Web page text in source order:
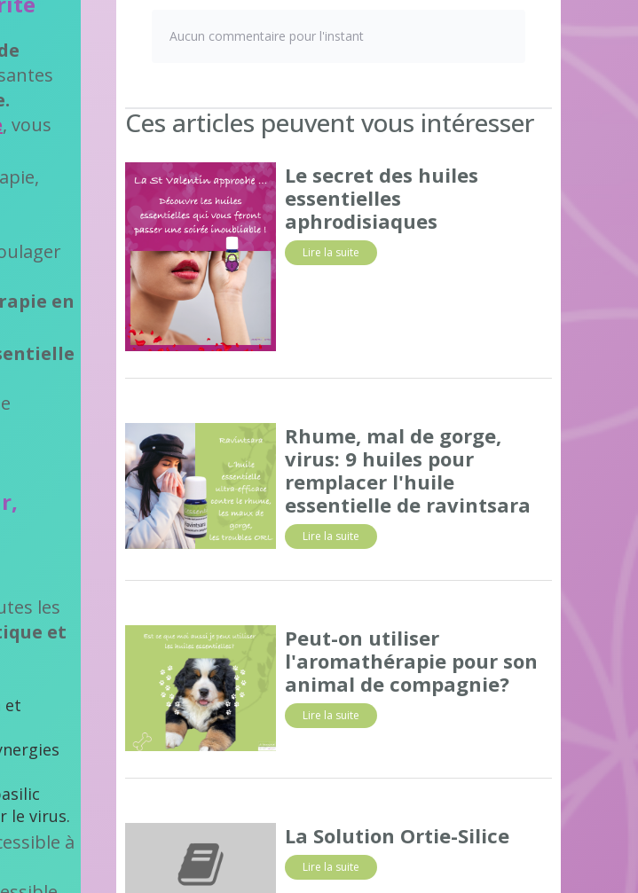
, vous
en
les
et
et
le virus.
à
Aucun commentaire pour l'instant
Ces articles peuvent vous intéresser
Le secret des huiles
essentielles
aphrodisiaques
Lire la suite
Rhume, mal de gorge,
virus: 9 huiles pour
remplacer l'huile
essentielle de ravintsara
Lire la suite
Peut-on utiliser
l'aromathérapie pour son
animal de compagnie?
Lire la suite
La Solution Ortie-Silice
Lire la suite